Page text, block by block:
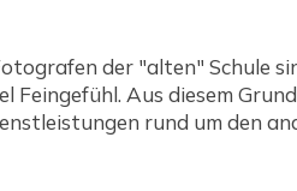
der "alten" Schule
Feingefühl. Aus diesem
rund um den